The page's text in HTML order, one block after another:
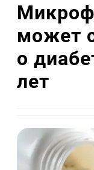
может
о
лет